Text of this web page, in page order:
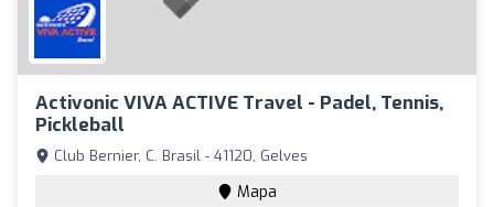
Activonic VIVA ACTIVE Travel - Padel, Tennis,
Pickleball
Club Bernier, C. Brasil - 41120, Gelves
Mapa